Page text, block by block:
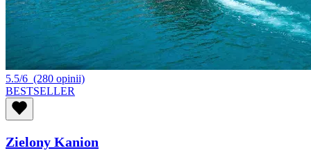
5.5/6 (280 opinii)
BESTSELLER
Zielony Kanion